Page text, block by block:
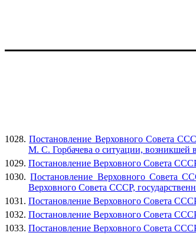
1028.Постановление Верховного Совета
М. С. Горбачева о ситуации, возникшей
1029. Постановление Верховного Совета
1030.Постановление Верховного Совета
Верховного Совета СССР,
1031. Постановление Верховного Совета
1032. Постановление Верховного Совета
1033. Постановление Верховного Совета